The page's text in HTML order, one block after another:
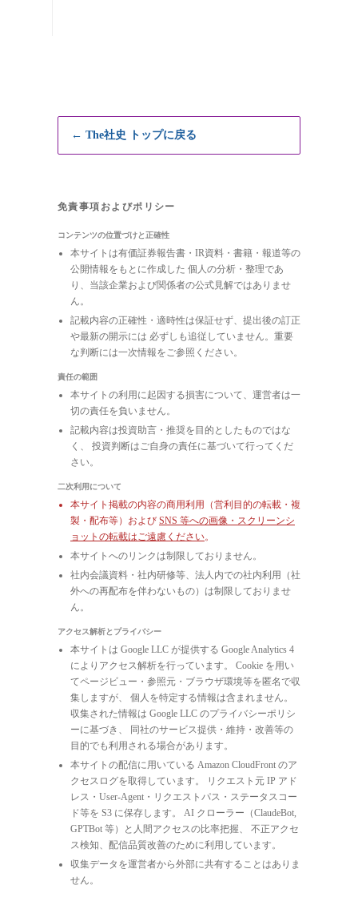
← The社史 トップに戻る
免責事項およびポリシー
コンテンツの位置づけと正確性
本サイトは有価証券報告書・IR資料・書籍・報道等の
公開情報をもとに作成した 個人の分析・整理であ
り、当該企業および関係者の公式見解ではありませ
ん。
記載内容の正確性・適時性は保証せず、提出後の訂正
や最新の開示には 必ずしも追従していません。重要
な判断には一次情報をご参照ください。
責任の範囲
本サイトの利用に起因する損害について、運営者は一
切の責任を負いません。
記載内容は投資助言・推奨を目的としたものではな
く、 投資判断はご自身の責任に基づいて行ってくだ
さい。
二次利用について
本サイト掲載の内容の商用利用（営利目的の転載・複
製・配布等）および SNS 等への画像・スクリーンシ
ョットの転載はご遠慮ください。
本サイトへのリンクは制限しておりません。
社内会議資料・社内研修等、法人内での社内利用（社
外への再配布を伴わないもの）は制限しておりませ
ん。
アクセス解析とプライバシー
本サイトは Google LLC が提供する Google Analytics 4
によりアクセス解析を行っています。 Cookie を用い
てページビュー・参照元・ブラウザ環境等を匿名で収
集しますが、 個人を特定する情報は含まれません。
収集された情報は Google LLC のプライバシーポリシ
ーに基づき、 同社のサービス提供・維持・改善等の
目的でも利用される場合があります。
本サイトの配信に用いている Amazon CloudFront のア
クセスログを取得しています。 リクエスト元 IP アド
レス・User-Agent・リクエストパス・ステータスコー
ド等を S3 に保存します。 AI クローラー（ClaudeBot,
GPTBot 等）と人間アクセスの比率把握、 不正アクセ
ス検知、配信品質改善のために利用しています。
収集データを運営者から外部に共有することはありま
せん。